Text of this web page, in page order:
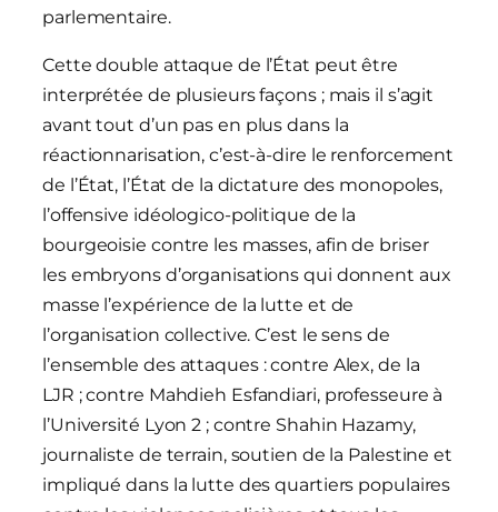
parlementaire.
Cette double attaque de l’État peut être
interprétée de plusieurs façons ; mais il s’agit
avant tout d’un pas en plus dans la
réactionnarisation, c’est-à-dire le renforcement
de l’État, l’État de la dictature des monopoles,
l’offensive idéologico-politique de la
bourgeoisie contre les masses, afin de briser
les embryons d’organisations qui donnent aux
masse l’expérience de la lutte et de
l’organisation collective. C’est le sens de
l’ensemble des attaques : contre Alex, de la
LJR ; contre Mahdieh Esfandiari, professeure à
l’Université Lyon 2 ; contre Shahin Hazamy,
journaliste de terrain, soutien de la Palestine et
impliqué dans la lutte des quartiers populaires